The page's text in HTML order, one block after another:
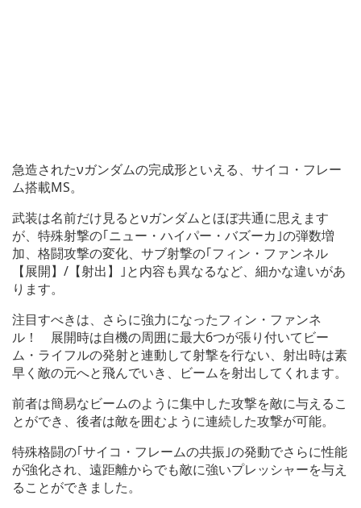
急造されたνガンダムの完成形といえる、サイコ・フレー
ム搭載MS。
武装は名前だけ見るとνガンダムとほぼ共通に思えます
が、特殊射撃の｢ニュー・ハイパー・バズーカ｣の弾数増
加、格闘攻撃の変化、サブ射撃の｢フィン・ファンネル
【展開】/【射出】｣と内容も異なるなど、細かな違いがあ
ります。
注目すべきは、さらに強力になったフィン・ファンネ
ル！ 展開時は自機の周囲に最大6つが張り付いてビー
ム・ライフルの発射と連動して射撃を行ない、射出時は素
早く敵の元へと飛んでいき、ビームを射出してくれます。
前者は簡易なビームのように集中した攻撃を敵に与えるこ
とができ、後者は敵を囲むように連続した攻撃が可能。
特殊格闘の｢サイコ・フレームの共振｣の発動でさらに性能
が強化され、遠距離からでも敵に強いプレッシャーを与え
ることができました。